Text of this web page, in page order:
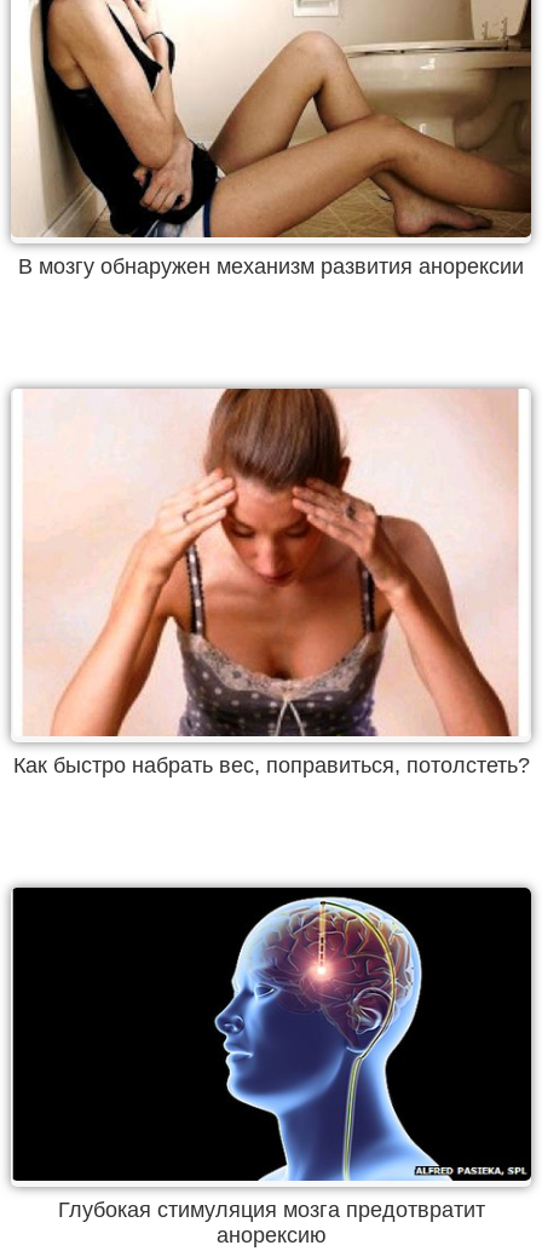
В мозгу обнаружен механизм развития анорексии
Как быстро набрать вес, поправиться, потолстеть?
Глубокая стимуляция мозга предотвратит
анорексию